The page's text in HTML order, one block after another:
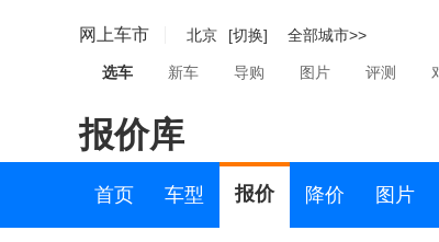
网上车市 北京 [切换] 全部城市>>
选车 新车 导购 图片 评测
报价库
首页 车型 报价 降价 图片
捷豹
捷尼赛思